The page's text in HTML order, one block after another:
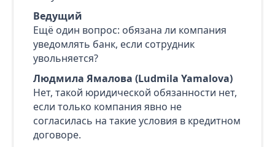
Ведущий
Ещё один вопрос: обязана ли компания
уведомлять банк, если сотрудник
увольняется?
Людмила Ямалова (Ludmila Yamalova)
Нет, такой юридической обязанности нет,
если только компания явно не
согласилась на такие условия в кредитном
договоре.